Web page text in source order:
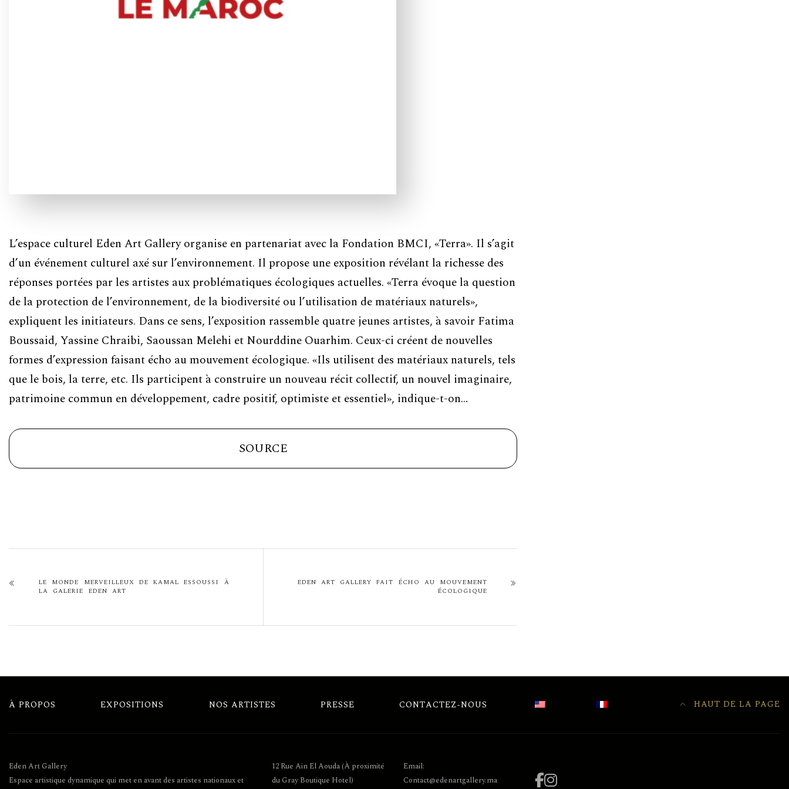
L’espace culturel Eden Art Gallery organise en partenariat avec la Fondation BMCI, «Terra». Il s’agit
d’un événement culturel axé sur l’environnement. Il propose une exposition révélant la richesse des
réponses portées par les artistes aux problématiques écologiques actuelles. «Terra évoque la question
de la protection de l’environnement, de la biodiversité ou l’utilisation de matériaux naturels»,
expliquent les initiateurs. Dans ce sens, l’exposition rassemble quatre jeunes artistes, à savoir Fatima
Boussaid, Yassine Chraibi, Saoussan Melehi et Nourddine Ouarhim. Ceux-ci créent de nouvelles
formes d’expression faisant écho au mouvement écologique. «Ils utilisent des matériaux naturels, tels
que le bois, la terre, etc. Ils participent à construire un nouveau récit collectif, un nouvel imaginaire,
patrimoine commun en développement, cadre positif, optimiste et essentiel», indique-t-on…
SOURCE
LE MONDE MERVEILLEUX DE KAMAL ESSOUSSI À
LA GALERIE EDEN ART
EDEN ART GALLERY FAIT ÉCHO AU MOUVEMENT
ÉCOLOGIQUE
À PROPOS EXPOSITIONS NOS ARTISTES PRESSE CONTACTEZ-NOUS HAUT DE LA PAGE
Eden Art Gallery
Espace artistique dynamique qui met en avant des artistes nationaux et
12 Rue Ain El Aouda (À proximité
du Gray Boutique Hotel)
Email:
Contact@edenartgallery.ma